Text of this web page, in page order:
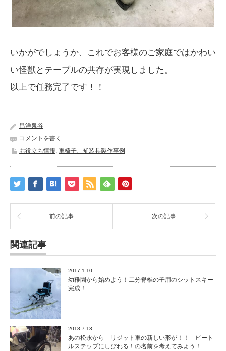
いかがでしょうか、これでお客様のご家庭ではかわい
い怪獣とテーブルの共存が実現しました。
以上で任務完了です！！
昌洋泉谷
コメントを書く
お役立ち情報, 車椅子、補装具製作事例
前の記事 次の記事
関連記事
2017.1.10
幼稚園から始めよう！二分脊椎の子用のシットスキー
完成！
2018.7.13
あの松永から リジット車の新しい形が！！ ビート
ルステップにしびれる！の名前を考えてみよう！